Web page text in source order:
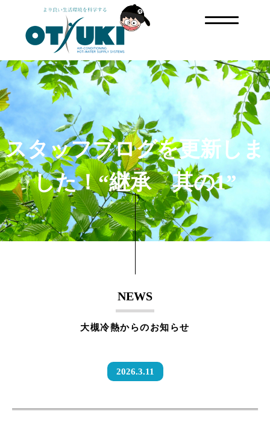
スタッフブログを更新しま
した！“継承 其の1”
NEWS
大槻冷熱からのお知らせ
2026.3.11